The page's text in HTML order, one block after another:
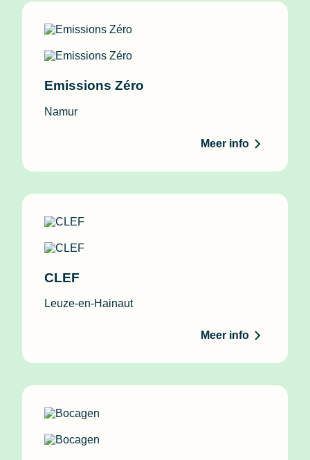
Emissions Zéro
Namur
Meer info
CLEF
Leuze-en-Hainaut
Meer info